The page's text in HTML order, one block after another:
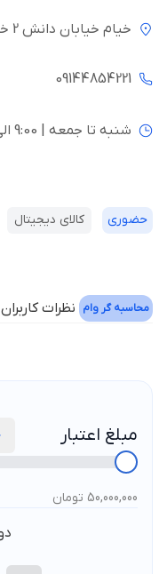
خیام خیابان دانش 2 خیابان باکری
09144854221
شنبه تا جمعه | 9:00 الی 21:00
حضوری کالای دیجیتال
محاسبه گر وام نظرات کاربران
مبلغ اعتبار
50,000,000 تومان